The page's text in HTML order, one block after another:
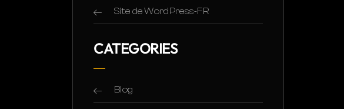
Site de WordPress-FR
CATEGORIES
Blog